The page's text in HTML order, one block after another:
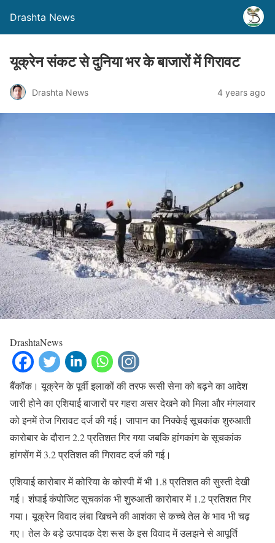
Drashta News
यूक्रेन संकट से दुनिया भर के बाजारों में गिरावट
Drashta News 4 years ago
DrashtaNews
बैंकॉक। यूक्रेन के पूर्वी इलाकों की तरफ रूसी सेना को बढ़ने का आदेश
जारी होने का एशियाई बाजारों पर गहरा असर देखने को मिला और मंगलवार
को इनमें तेज गिरावट दर्ज की गई। जापान का निक्केई सूचकांक शुरुआती
कारोबार के दौरान 2.2 प्रतिशत गिर गया जबकि हांगकांग के सूचकांक
हांगसेंग में 3.2 प्रतिशत की गिरावट दर्ज की गई।
एशियाई कारोबार में कोरिया के कोस्पी में भी 1.8 प्रतिशत की सुस्ती देखी
गई। शंघाई कंपोजिट सूचकांक भी शुरुआती कारोबार में 1.2 प्रतिशत गिर
गया। यूक्रेन विवाद लंबा खिचने की आशंका से कच्चे तेल के भाव भी चढ़
गए। तेल के बड़े उत्पादक देश रूस के इस विवाद में उलझने से आपूर्ति